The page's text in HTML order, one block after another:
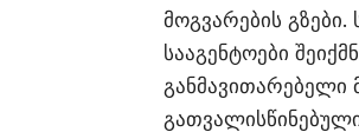
მოგვარების
სააგენტოები
განმავითარებელი